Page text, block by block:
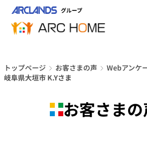
ッ
プ
アークホームについて
施工事例
営業時間は
平日9時から18時までと
電話をかける
トップページ お客さまの声
Webアンケ
岐阜県大垣市 K.Yさま
お客さまの